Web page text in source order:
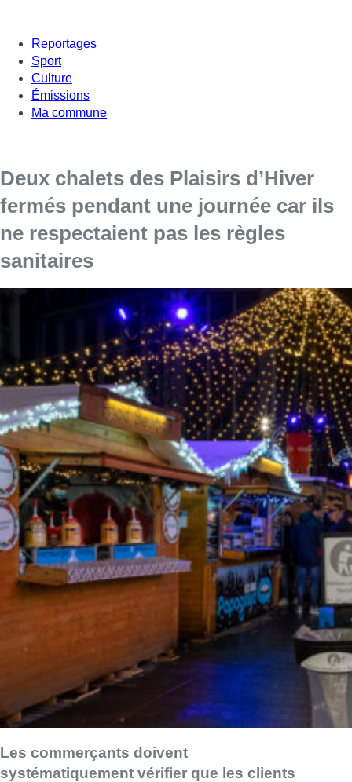
Reportages
Sport
Culture
Émissions
Ma commune
Deux chalets des Plaisirs d’Hiver
fermés pendant une journée car ils
ne respectaient pas les règles
sanitaires
Les commerçants doivent
systématiquement vérifier que les clients